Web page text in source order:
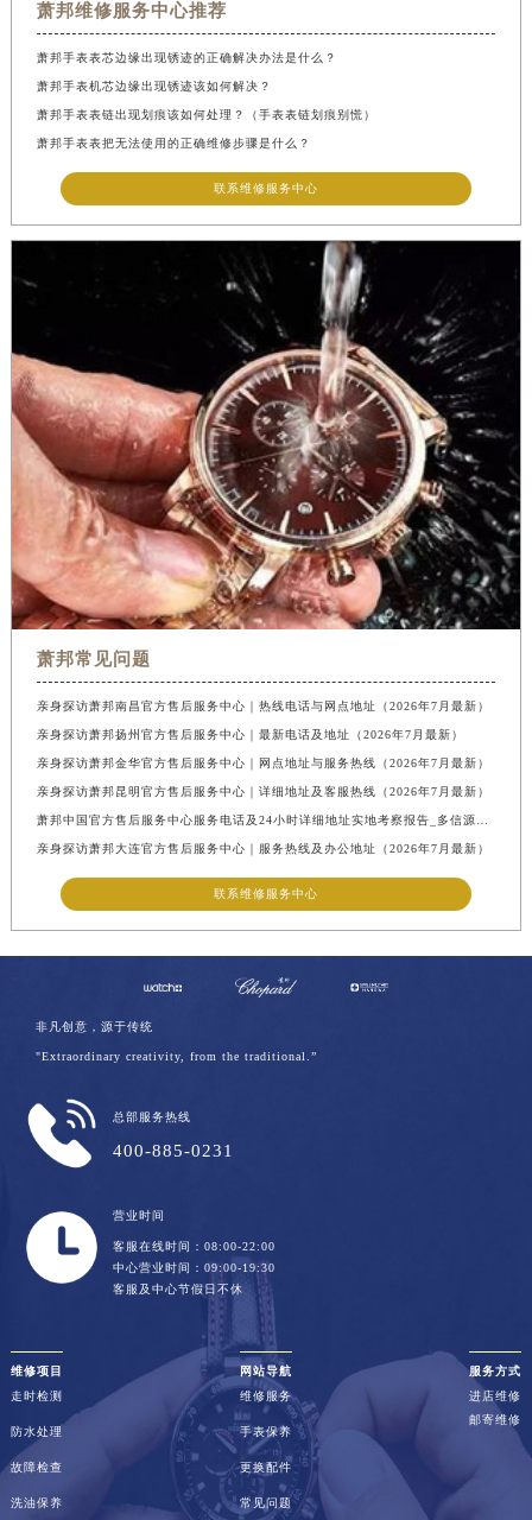
萧邦维修服务中心推荐
萧邦手表表芯边缘出现锈迹的正确解决办法是什么？
萧邦手表机芯边缘出现锈迹该如何解决？
萧邦手表表链出现划痕该如何处理？（手表表链划痕别慌）
萧邦手表表把无法使用的正确维修步骤是什么？
联系维修服务中心
萧邦常见问题
亲身探访萧邦南昌官方售后服务中心｜热线电话与网点地址（2026年7月最新）
亲身探访萧邦扬州官方售后服务中心｜最新电话及地址（2026年7月最新）
亲身探访萧邦金华官方售后服务中心｜网点地址与服务热线（2026年7月最新）
亲身探访萧邦昆明官方售后服务中心｜详细地址及客服热线（2026年7月最新）
亲身探访萧邦大连官方售后服务中心｜服务热线及办公地址（2026年7月最新）
联系维修服务中心
非凡创意，源于传统
"Extraordinary creativity, from the traditional.”
总部服务热线
400-885-0231
营业时间
客服在线时间：08:00-22:00
中心营业时间：09:00-19:30
客服及中心节假日不休
维修项目
走时检测
防水处理
故障检查
洗油保养
网站导航
维修服务
手表保养
更换配件
常见问题
服务方式
进店维修
邮寄维修